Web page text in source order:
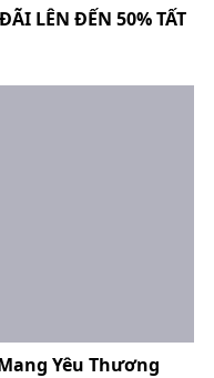
LÊN ĐẾN 50% TẤT
Yêu Thương